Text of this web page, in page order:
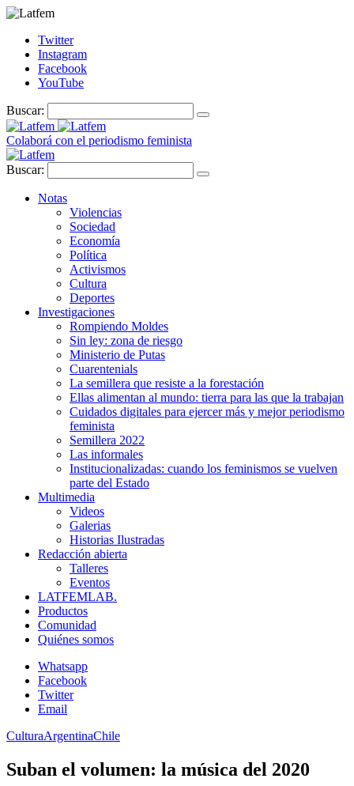
Twitter
Instagram
Facebook
YouTube
Buscar:
Colaborá con el periodismo feminista
Buscar:
Notas
Violencias
Sociedad
Economía
Política
Activismos
Cultura
Deportes
Investigaciones
Rompiendo Moldes
Sin ley: zona de riesgo
Ministerio de Putas
Cuarentenials
La semillera que resiste a la forestación
Ellas alimentan al mundo: tierra para las que la trabajan
Cuidados digitales para ejercer más y mejor periodismo
feminista
Semillera 2022
Las informales
Institucionalizadas: cuando los feminismos se vuelven
parte del Estado
Multimedia
Videos
Galerias
Historias Ilustradas
Redacción abierta
Talleres
Eventos
LATFEMLAB.
Productos
Comunidad
Quiénes somos
Whatsapp
Facebook
Twitter
Email
CulturaArgentinaChile
Suban el volumen: la música del 2020